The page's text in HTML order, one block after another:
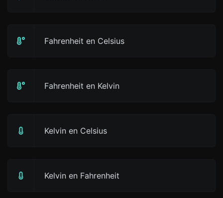
Fahrenheit en Celsius
Fahrenheit en Kelvin
Kelvin en Celsius
Kelvin en Fahrenheit